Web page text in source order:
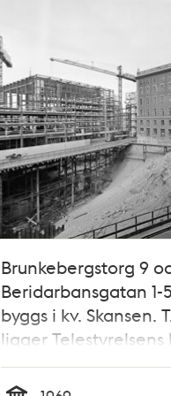
Brunkebergstorg 9
Beridarbansgatan 1-5
byggs i kv. Skansen.
ligger Telestyrelsens
kv. Fyrmörsaren, där
kommer Riksbanken